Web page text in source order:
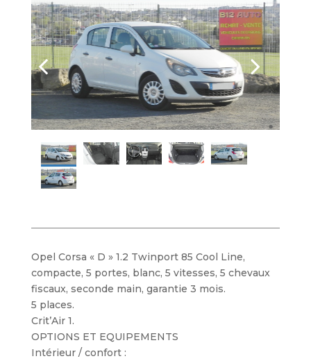
Opel Corsa « D » 1.2 Twinport 85 Cool Line,
compacte, 5 portes, blanc, 5 vitesses, 5 chevaux
fiscaux, seconde main, garantie 3 mois.
5 places.
Crit’Air 1.
OPTIONS ET EQUIPEMENTS
Intérieur / confort :